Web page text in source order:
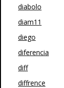
diabolo
diam11
diego
diferencia
diff
diffrence